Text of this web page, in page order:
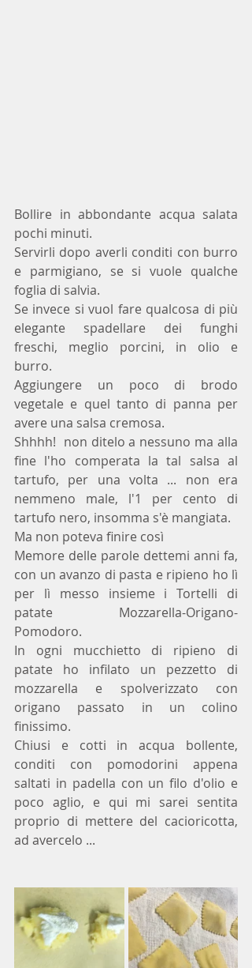
Bollire in abbondante acqua salata
pochi minuti.
Servirli dopo averli conditi con burro
e parmigiano, se si vuole qualche
foglia di salvia.
Se invece si vuol fare qualcosa di più
elegante spadellare dei funghi
freschi, meglio porcini, in olio e
burro.
Aggiungere un poco di brodo
vegetale e quel tanto di panna per
avere una salsa cremosa.
Shhhh!  non ditelo a nessuno ma alla
fine l'ho comperata la tal salsa al
tartufo, per una volta ... non era
nemmeno male, l'1 per cento di
tartufo nero, insomma s'è mangiata.
Ma non poteva finire così
Memore delle parole dettemi anni fa,
con un avanzo di pasta e ripieno ho lì
per lì messo insieme i Tortelli di
patate Mozzarella-Origano-
Pomodoro.
In ogni mucchietto di ripieno di
patate ho infilato un pezzetto di
mozzarella e spolverizzato con
origano passato in un colino
finissimo.
Chiusi e cotti in acqua bollente,
conditi con pomodorini appena
saltati in padella con un filo d'olio e
poco aglio, e qui mi sarei sentita
proprio di mettere del cacioricotta,
ad avercelo ...